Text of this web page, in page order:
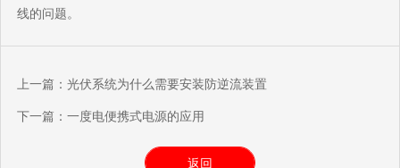
线的问题。
上一篇： 光伏系统为什么需要安装防逆流装置
下一篇： 一度电便携式电源的应用
返回